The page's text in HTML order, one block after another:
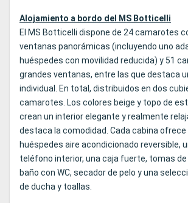
Alojamiento a bordo del MS Botticelli
El MS Botticelli dispone de 24 camarotes
ventanas panorámicas (incluyendo uno
huéspedes con movilidad reducida) y 51
grandes ventanas, entre las que destaca
individual. En total, distribuidos en dos
camarotes. Los colores beige y topo de
crean un interior elegante y realmente
destaca la comodidad. Cada cabina ofrece
huéspedes aire acondicionado reversible,
teléfono interior, una caja fuerte, tomas de
baño con WC, secador de pelo y una
de ducha y toallas.